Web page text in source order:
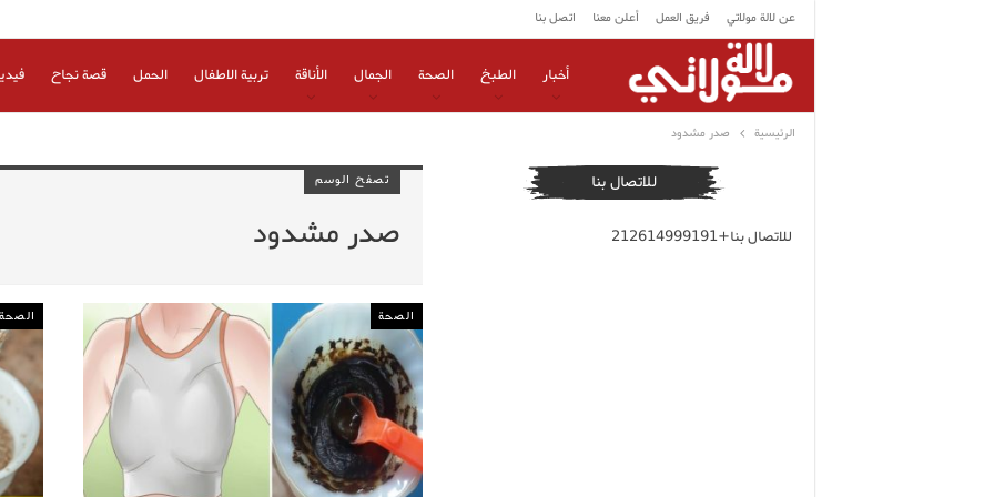
عن لالة مولاتي فريق العمل أعلن معنا اتصل بنا
أخبار الطبخ الصحة الجمال الأناقة تربية الاطفال الحمل قصة نجاح
الرئيسية صدر مشدود
تصفح الوسم
صدر مشدود
الصحة الصحة
للاتصال بنا
للاتصال بنا+212614999191